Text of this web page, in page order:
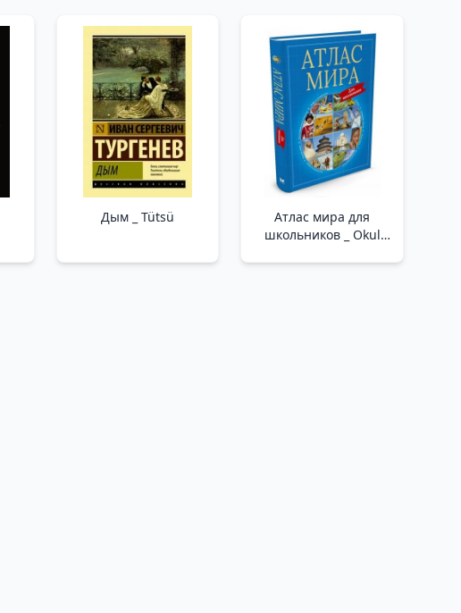
Дым _ Tütsü
Атлас мира для
школьников _ Okul